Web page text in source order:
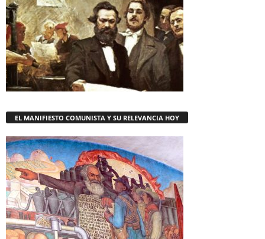
EL MANIFIESTO COMUNISTA Y SU RELEVANCIA HOY